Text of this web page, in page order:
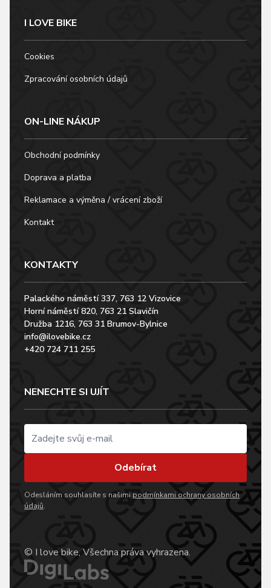
I LOVE BIKE
Cookies
Zpracování osobních údajů
ON-LINE NÁKUP
Obchodní podmínky
Doprava a platba
Reklamace a výměna / vrácení zboží
Kontakt
KONTAKTY
Palackého náměstí 337, 763 12 Vizovice
Horní náměstí 820, 763 21 Slavičín
Družba 1216, 763 31 Brumov-Bylnice
info@ilovebike.cz
+420 724 711 255
NENECHTE SI UJÍT
Odebírat
Odesláním souhlasíte s našimi podmínkami ochrany osobních
údajů.
© I love bike, Všechna práva vyhrazena.